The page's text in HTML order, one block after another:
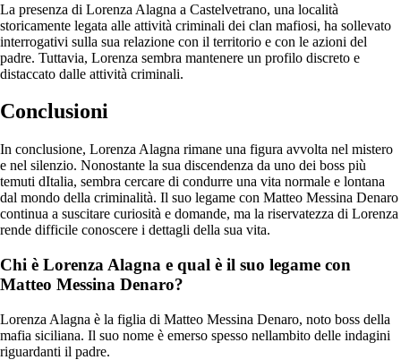
La presenza di Lorenza Alagna a Castelvetrano, una località
storicamente legata alle attività criminali dei clan mafiosi, ha sollevato
interrogativi sulla sua relazione con il territorio e con le azioni del
padre. Tuttavia, Lorenza sembra mantenere un profilo discreto e
distaccato dalle attività criminali.
Conclusioni
In conclusione, Lorenza Alagna rimane una figura avvolta nel mistero
e nel silenzio. Nonostante la sua discendenza da uno dei boss più
temuti dItalia, sembra cercare di condurre una vita normale e lontana
dal mondo della criminalità. Il suo legame con Matteo Messina Denaro
continua a suscitare curiosità e domande, ma la riservatezza di Lorenza
rende difficile conoscere i dettagli della sua vita.
Chi è Lorenza Alagna e qual è il suo legame con
Matteo Messina Denaro?
Lorenza Alagna è la figlia di Matteo Messina Denaro, noto boss della
mafia siciliana. Il suo nome è emerso spesso nellambito delle indagini
riguardanti il padre.